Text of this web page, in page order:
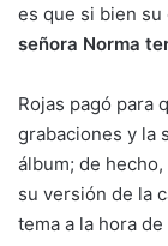
es que si bien
señora Norma
Rojas pagó para
grabaciones y la
álbum; de
su versión de la
tema a la hora